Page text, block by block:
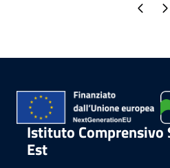
Pagina precedente
Pagina
Istituto Comprensivo
Est